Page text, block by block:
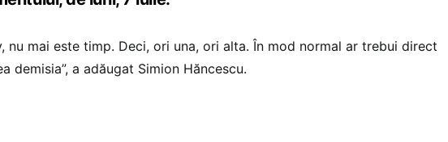
nu mai este timp. Deci, ori una, ori alta. În mod normal ar trebui direct
demisia”, a adăugat Simion Hăncescu.